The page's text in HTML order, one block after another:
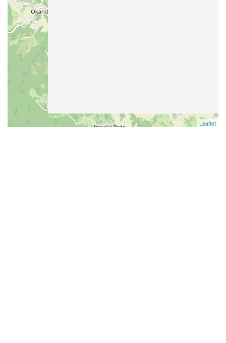
Leaflet